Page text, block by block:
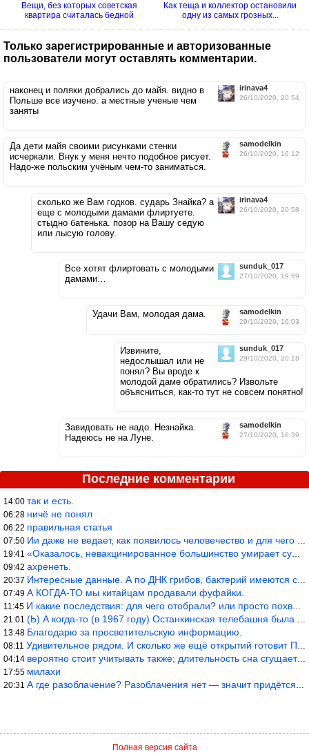
Вещи, без которых советская
квартира считалась бедной
Как теща и коллектор остановили
одну из самых грозных...
Только зарегистрированные и авторизованные
пользователи могут оставлять комментарии.
irinava4
26/10/2020, 20:54
наконец и поляки добрались до майя. видно в
Польше все изучено. а местные ученые чем
заняты
samodelkin
26/10/2020, 16:12
Да дети майя своими рисунками стенки
исчеркали. Внук у меня нечто подобное рисует.
Надо-же польским учёным чем-то заниматься.
irinava4
26/10/2020, 20:58
сколько же Вам годков. сударь Знайка? а
еще с молодыми дамами флиртуете.
стыдно батенька. позор на Вашу седую
или лысую голову.
sunduk_017
27/10/2020, 19:59
Все хотят флиртовать с молодыми
дамами…
samodelkin
29/10/2020, 16:03
Удачи Вам, молодая дама.
sunduk_017
29/10/2020, 20:18
Извините,
недослышал или не
понял? Вы вроде к
молодой даме обратились? Извольте
объясниться, как-то тут не совсем понятно!
samodelkin
27/10/2020, 16:39
Завидовать не надо. Незнайка.
Надеюсь не на Луне.
Последние комментарии
14:00 так и есть.
06:28 ничё не понял
06:22 правильная статья
07:50 Ии даже не ведает, как появилось человечество и для чего оно сущ
19:41 «Оказалось, невакцинированное большинство умирает существенно ча
09:42 ахренеть.
20:37 Интересные данные. А по ДНК грибов, бактерий имеются сведения из
07:49 А КОГДА-ТО мы китайцам продавали фуфайки.
11:45 И какие последствия: для чего отобрали? или просто похвастались.
21:01 (Ь) А когда-то (в 1967 году) Останкинская телебашня была самым в
13:48 Благодарю за просветительскую информацию.
08:11 Удивительное рядом. И сколько же ещё открытий готовит Просвещень
04:14 вероятно стоит учитывать также; длительность сна сгущает кровото
17:55 милахи
20:31 А где разоблачение? Разоблачения нет — значит придётся принять к
Полная версия сайта